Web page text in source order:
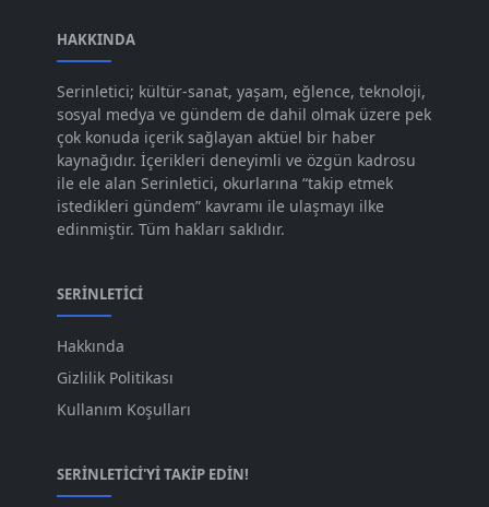
Ara 2023 [101]
Kas 2023
Eki 2023 [73]
Eyl 2023 [73]
Ağu 2023 [74]
Tem 2023 [76]
Haz 2023
May 2023
Nis 2023
Mar 2023
Oca 2023 [87]
HAKKINDA
Serinletici; kültür-sanat, yaşam, eğlence, teknoloji,
sosyal medya ve gündem de dahil olmak üzere pek
çok konuda içerik sağlayan aktüel bir haber
kaynağıdır. İçerikleri deneyimli ve özgün kadrosu
ile ele alan Serinletici, okurlarına “takip etmek
istedikleri gündem” kavramı ile ulaşmayı ilke
edinmiştir. Tüm hakları saklıdır.
SERINLETICI
Hakkında
Gizlilik Politikası
Kullanım Koşulları
SERINLETICI'YI TAKIP EDIN!